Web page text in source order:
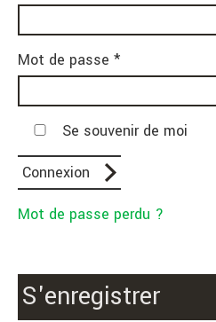
Mot de passe *
Se souvenir de moi
Mot de passe perdu ?
S'enregistrer